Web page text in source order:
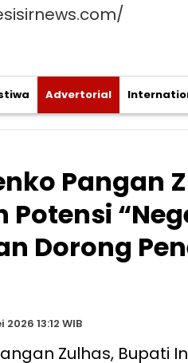
Advertorial
Pangan
Potensi
Dorong
13:12 WIB